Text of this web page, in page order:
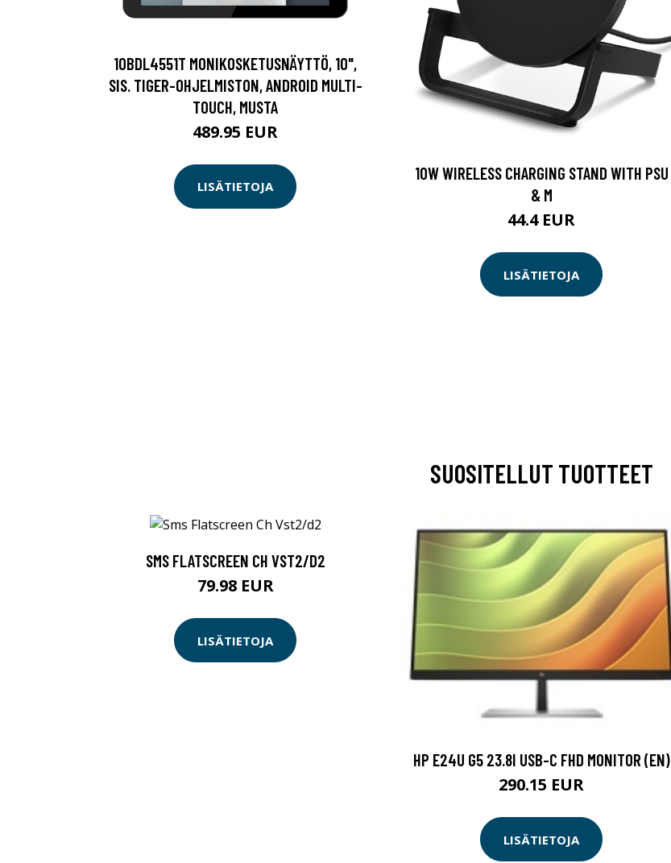
10BDL4551T MONIKOSKETUSNÄYTTÖ, 10",
SIS. TIGER-OHJELMISTON, ANDROID MULTI-
TOUCH, MUSTA
489.95 EUR
LISÄTIETOJA
10W WIRELESS CHARGING STAND WITH PSU
& M
44.4 EUR
LISÄTIETOJA
SUOSITELLUT TUOTTEET
SMS FLATSCREEN CH VST2/D2
79.98 EUR
LISÄTIETOJA
HP E24U G5 23.8I USB-C FHD MONITOR (EN)
290.15 EUR
LISÄTIETOJA